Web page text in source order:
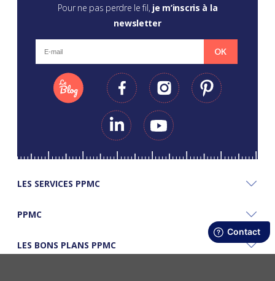
Pour ne pas perdre le fil, je m’inscris à la
newsletter
OK
LES SERVICES PPMC
PPMC
LES BONS PLANS PPMC